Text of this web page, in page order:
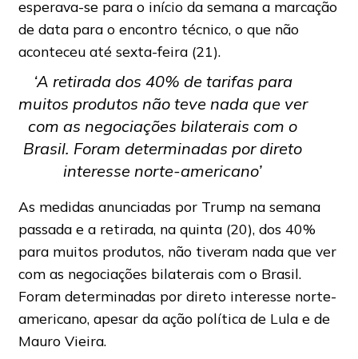
esperava-se para o início da semana a marcação
de data para o encontro técnico, o que não
aconteceu até sexta-feira (21).
‘A retirada dos 40% de tarifas para
muitos produtos não teve nada que ver
com as negociações bilaterais com o
Brasil. Foram determinadas por direto
interesse norte-americano’
As medidas anunciadas por Trump na semana
passada e a retirada, na quinta (20), dos 40%
para muitos produtos, não tiveram nada que ver
com as negociações bilaterais com o Brasil.
Foram determinadas por direto interesse norte-
americano, apesar da ação política de Lula e de
Mauro Vieira.